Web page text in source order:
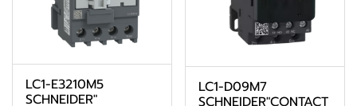
LC1-E3210M5
SCHNEIDER"
LC1-D09M7